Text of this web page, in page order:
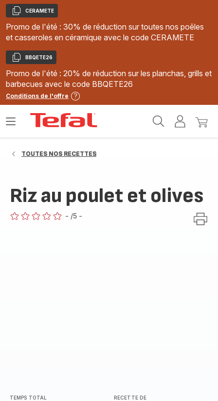
Copier
CERAMETE
Promo de l'été : 30% de réduction sur toutes nos poêles
et casseroles en céramique avec le code CERAMETE
Copier
BBQETE26
Promo de l'été : 20% de réduction sur les planchas, grills et
barbecues avec le code BBQETE26
Conditions de l'offre
MonMon
Ouvrir
TOUTES NOS RECETTES
Riz au poulet et olives
- /5 -
TEMPS TOTAL RECETTE DE